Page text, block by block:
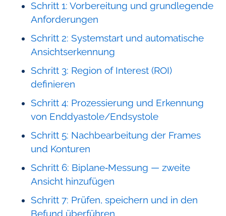
Schritt 1: Vorbereitung und grundlegende
Anforderungen
Schritt 2: Systemstart und automatische
Ansichts­erkennung
Schritt 3: Region of Interest (ROI)
definieren
Schritt 4: Prozessierung und Erkennung
von Enddyastole/Endsystole
Schritt 5: Nachbearbeitung der Frames
und Konturen
Schritt 6: Biplane‑Messung — zweite
Ansicht hinzufügen
Schritt 7: Prüfen, speichern und in den
Befund überführen